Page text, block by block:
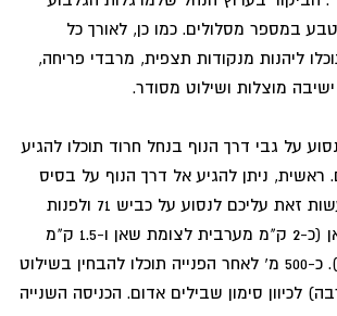
במספר מסלולים. כמו כן, לאורך כל
ליהנות מנקודות תצפית, מרבדי פריחה,
ישיבה מוצלות ושילוט מסודר.
על גבי דרך הנוף בנחל חרוד תוכלו להגיע
ראשית, ניתן להגיע אל דרך הנוף על בסיס
ערוץ הנחל. בכדי לעשות זאת עליכם לנסוע על כביש 71 ולפנות
דרומה לכיוון בית שאן (כ-2 ק"מ מערבית לצומת שאן ו-1.5 ק"מ
מזרחית לשדה נחום). כ-500 מ' לאחר הפנייה תוכלו להבחין בשילוט
לכיוון סימון שבילים אדום. הכניסה השנייה